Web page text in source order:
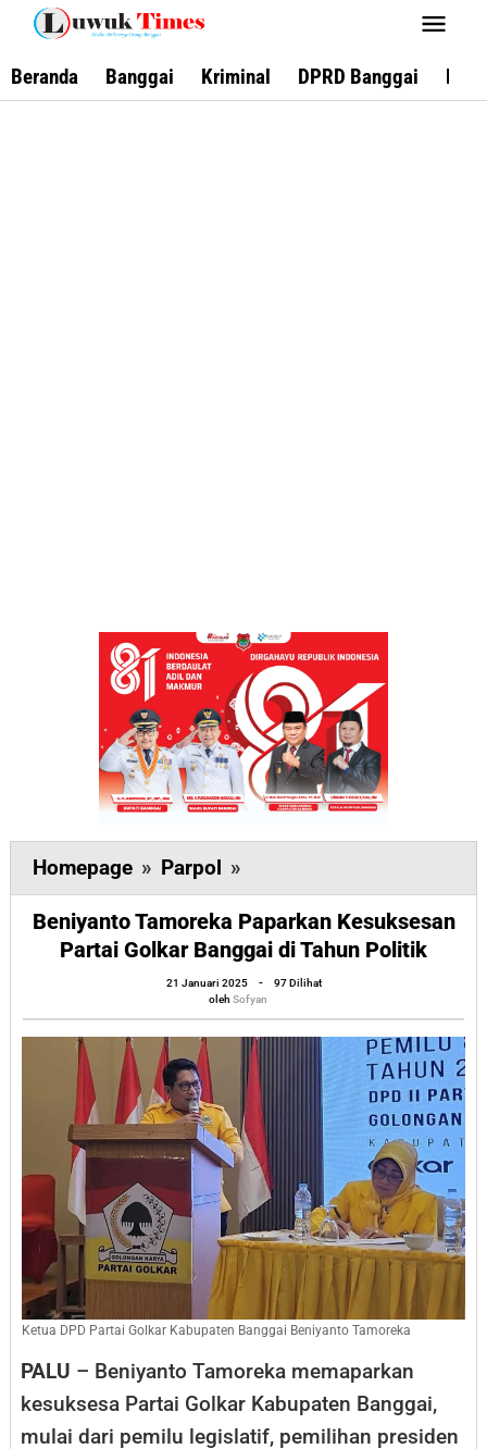
Lewati
konten
Beranda Banggai Kriminal DPRD Banggai
Homepage » Parpol »
Tamoreka
Paparkan
Kesuksesan
Partai
Golkar
Banggai
di
Tahun
Politik
Beniyanto Tamoreka Paparkan Kesuksesan
Partai Golkar Banggai di Tahun Politik
21 Januari 2025
oleh
Sofyan
-
97 Dilihat
oleh Sofyan
Ketua DPD Partai Golkar Kabupaten Banggai Beniyanto Tamoreka
PALU – Beniyanto Tamoreka memaparkan
kesuksesa Partai Golkar Kabupaten Banggai,
mulai dari pemilu legislatif, pemilihan presiden